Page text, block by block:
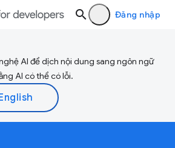
Đăng nhập
AI để dịch nội dung sang ngôn ngữ
AI có thể có lỗi.